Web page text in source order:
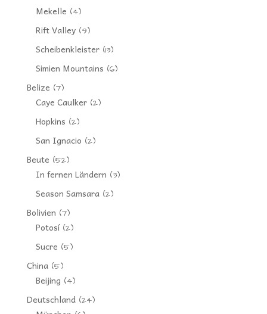
Mekelle (4)
Rift Valley(9)
Scheibenkleister(13)
Simien Mountains (6)
Belize (7)
Caye Caulker(2)
Hopkins (2)
San Ignacio (2)
Beute (52)
In fernen Ländern (3)
Season Samsara(2)
Bolivien (7)
Potosí(2)
Sucre (5)
China(5)
Beijing (4)
Deutschland(24)